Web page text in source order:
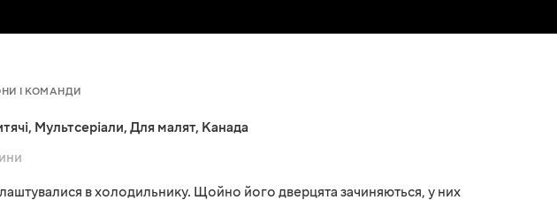
І КОМАНДИ
, Мультсеріали, Для малят, Канада
в холодильнику. Щойно його дверцята зачиняються, у них